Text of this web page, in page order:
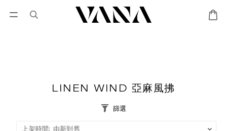
優惠專區 Lisa Larson聯名專區
會員登入
LINEN WIND 亞麻風拂
篩選